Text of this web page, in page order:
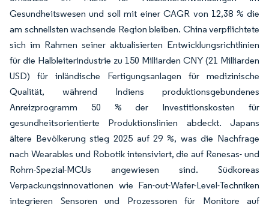
Gesundheitswesen und soll mit einer CAGR von 12,38 % die
am schnellsten wachsende Region bleiben. China verpflichtete
sich im Rahmen seiner aktualisierten Entwicklungsrichtlinien
für die Halbleiterindustrie zu 150 Milliarden CNY (21 Milliarden
USD) für inländische Fertigungsanlagen für medizinische
Qualität, während Indiens produktionsgebundenes
Anreizprogramm 50 % der Investitionskosten für
gesundheitsorientierte Produktionslinien abdeckt. Japans
ältere Bevölkerung stieg 2025 auf 29 %, was die Nachfrage
nach Wearables und Robotik intensiviert, die auf Renesas- und
Rohm-Spezial-MCUs angewiesen sind. Südkoreas
Verpackungsinnovationen wie Fan-out-Wafer-Level-Techniken
integrieren Sensoren und Prozessoren für Monitore auf